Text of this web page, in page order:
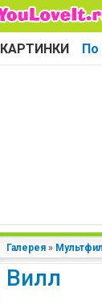
КАРТИНКИ По
Галерея »
Вилл